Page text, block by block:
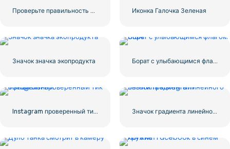
Проверьте правильность округленного зеленого значка Иконка Галочка Зеленая
Значок значка экопродукта Борат с улыбающимся флагом США
Instagram проверенный тик официальный Значок градиента линейного логотипа Instagram